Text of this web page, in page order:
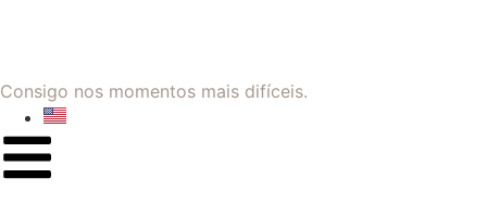
Consigo nos momentos mais difíceis.